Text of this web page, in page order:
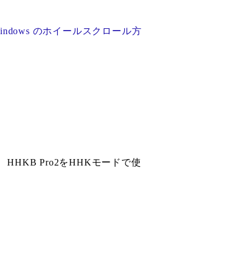
のホイールスクロール方
HHKB Pro2をHHKモードで使